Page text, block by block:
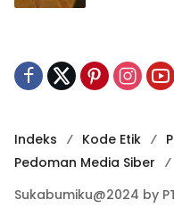
Indeks Kode Etik
Pedoman Media Siber
Sukabumiku@2024 by